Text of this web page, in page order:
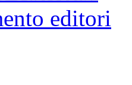
editori